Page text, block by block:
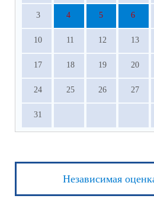
3 4 5 6
10 11 12 13
17 18 19 20
24 25 26 27
31
Независимая